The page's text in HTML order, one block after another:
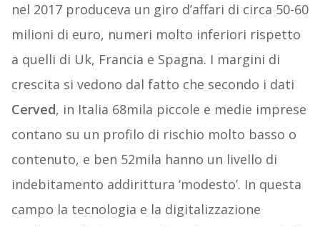
nel 2017 produceva un giro d’affari di circa 50-60
milioni di euro, numeri molto inferiori rispetto
a quelli di Uk, Francia e Spagna. I margini di
crescita si vedono dal fatto che secondo i dati
Cerved, in Italia 68mila piccole e medie imprese
contano su un profilo di rischio molto basso o
contenuto, e ben 52mila hanno un livello di
indebitamento addirittura ‘modesto’. In questa
campo la tecnologia e la digitalizzazione